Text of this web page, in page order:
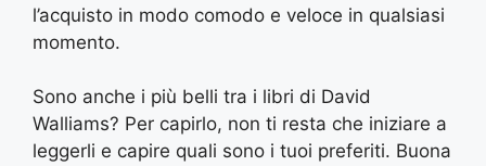
l’acquisto in modo comodo e veloce in qualsiasi
momento.
Sono anche i più belli tra i libri di David
Walliams? Per capirlo, non ti resta che iniziare a
leggerli e capire quali sono i tuoi preferiti. Buona